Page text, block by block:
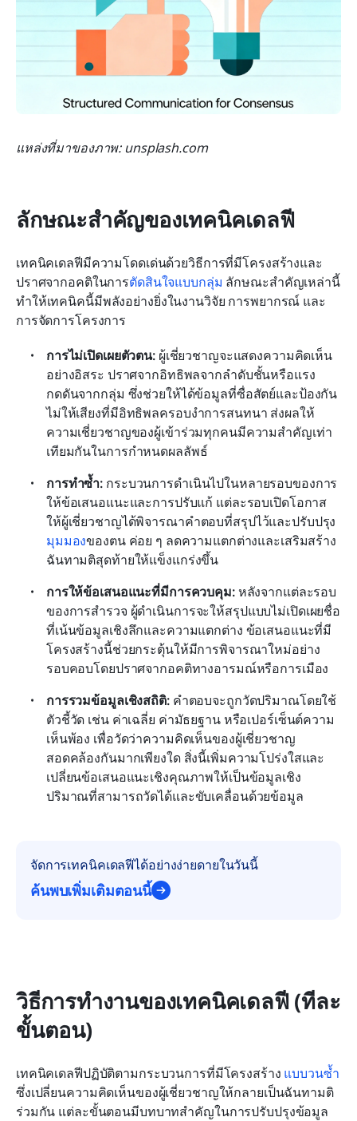
แหล่งที่มาของภาพ: unsplash.com
ลักษณะสำคัญของเทคนิคเดลฟี
เทคนิคเดลฟีมีความโดดเด่นด้วยวิธีการที่มีโครงสร้างและ
ปราศจากอคติในการตัดสินใจแบบกลุ่ม ลักษณะสำคัญเหล่านี้
ทำให้เทคนิคนี้มีพลังอย่างยิ่งในงานวิจัย การพยากรณ์ และ
การจัดการโครงการ
การไม่เปิดเผยตัวตน: ผู้เชี่ยวชาญจะแสดงความคิดเห็น
อย่างอิสระ ปราศจากอิทธิพลจากลำดับชั้นหรือแรง
กดดันจากกลุ่ม ซึ่งช่วยให้ได้ข้อมูลที่ซื่อสัตย์และป้องกัน
ไม่ให้เสียงที่มีอิทธิพลครอบงำการสนทนา ส่งผลให้
ความเชี่ยวชาญของผู้เข้าร่วมทุกคนมีความสำคัญเท่า
เทียมกันในการกำหนดผลลัพธ์
การทำซ้ำ: กระบวนการดำเนินไปในหลายรอบของการ
ให้ข้อเสนอแนะและการปรับแก้ แต่ละรอบเปิดโอกาส
ให้ผู้เชี่ยวชาญได้พิจารณาคำตอบที่สรุปไว้และปรับปรุง
มุมมองของตน ค่อย ๆ ลดความแตกต่างและเสริมสร้าง
ฉันทามติสุดท้ายให้แข็งแกร่งขึ้น
การให้ข้อเสนอแนะที่มีการควบคุม: หลังจากแต่ละรอบ
ของการสำรวจ ผู้ดำเนินการจะให้สรุปแบบไม่เปิดเผยชื่อ
ที่เน้นข้อมูลเชิงลึกและความแตกต่าง ข้อเสนอแนะที่มี
โครงสร้างนี้ช่วยกระตุ้นให้มีการพิจารณาใหม่อย่าง
รอบคอบโดยปราศจากอคติทางอารมณ์หรือการเมือง
การรวมข้อมูลเชิงสถิติ: คำตอบจะถูกวัดปริมาณโดยใช้
ตัวชี้วัด เช่น ค่าเฉลี่ย ค่ามัธยฐาน หรือเปอร์เซ็นต์ความ
เห็นพ้อง เพื่อวัดว่าความคิดเห็นของผู้เชี่ยวชาญ
สอดคล้องกันมากเพียงใด สิ่งนี้เพิ่มความโปร่งใสและ
เปลี่ยนข้อเสนอแนะเชิงคุณภาพให้เป็นข้อมูลเชิง
ปริมาณที่สามารถวัดได้และขับเคลื่อนด้วยข้อมูล
จัดการเทคนิคเดลฟีได้อย่างง่ายดายในวันนี้
ค้นพบเพิ่มเติมตอนนี้
วิธีการทำงานของเทคนิคเดลฟี (ทีละ
ขั้นตอน)
เทคนิคเดลฟีปฏิบัติตามกระบวนการที่มีโครงสร้าง แบบวนซ้ำ
ซึ่งเปลี่ยนความคิดเห็นของผู้เชี่ยวชาญให้กลายเป็นฉันทามติ
ร่วมกัน แต่ละขั้นตอนมีบทบาทสำคัญในการปรับปรุงข้อมูล